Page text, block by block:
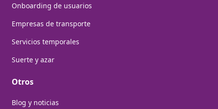
Onboarding de usuarios
Empresas de transporte
Servicios temporales
Suerte y azar
Otros
Blog y noticias